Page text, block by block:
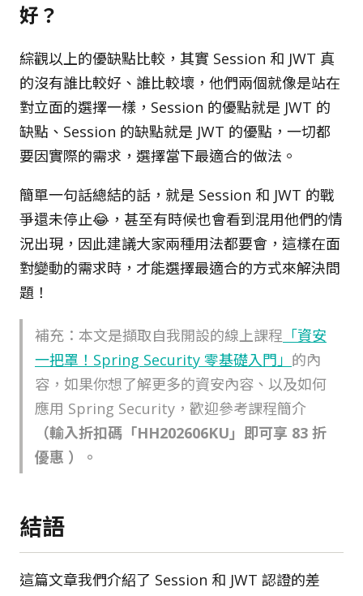
好？
綜觀以上的優缺點比較，其實 Session 和 JWT 真
的沒有誰比較好、誰比較壞，他們兩個就像是站在
對立面的選擇一樣，Session 的優點就是 JWT 的
缺點、Session 的缺點就是 JWT 的優點，一切都
要因實際的需求，選擇當下最適合的做法。
簡單一句話總結的話，就是 Session 和 JWT 的戰
爭還未停止😂，甚至有時候也會看到混用他們的情
況出現，因此建議大家兩種用法都要會，這樣在面
對變動的需求時，才能選擇最適合的方式來解決問
題！
補充：本文是擷取自我開設的線上課程 「資安
一把罩！Spring Security 零基礎入門」 的內
容，如果你想了解更多的資安內容、以及如何
應用 Spring Security，歡迎參考課程簡介
（輸入折扣碼「HH202606KU」即可享 83 折
優惠 ）。
結語
這篇文章我們介紹了 Session 和 JWT 認證的差